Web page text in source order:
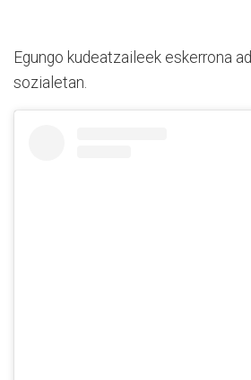
Egungo kudeatzaileek eskerrona
sozialetan.